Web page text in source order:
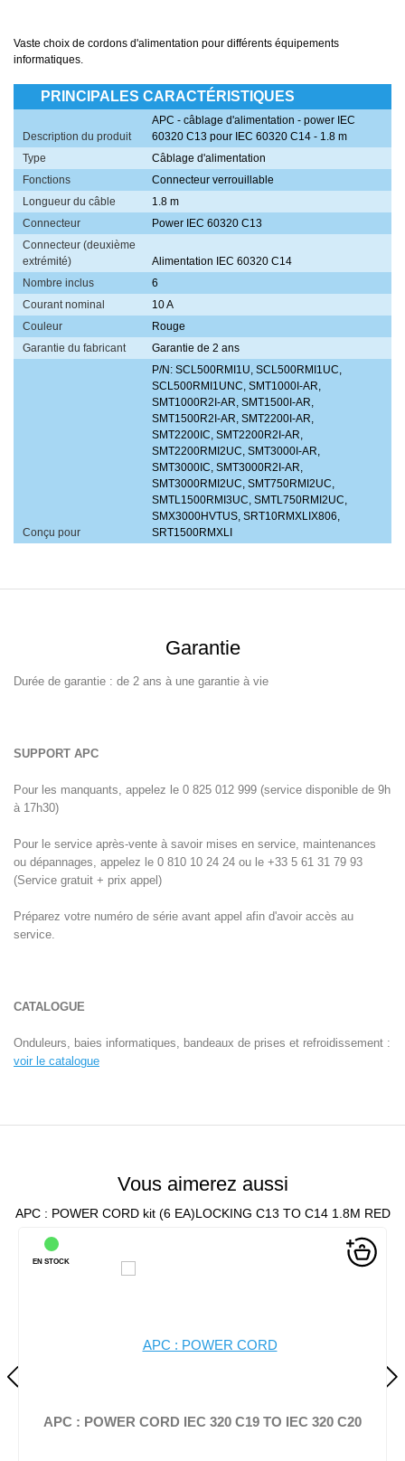
Vaste choix de cordons d'alimentation pour différents équipements
informatiques.
PRINCIPALES CARACTÉRISTIQUES
Description du produit
APC - câblage d'alimentation - power IEC
60320 C13 pour IEC 60320 C14 - 1.8 m
Type
Câblage d'alimentation
Fonctions
Connecteur verrouillable
Longueur du câble
1.8 m
Connecteur
Power IEC 60320 C13
Connecteur (deuxième
extrémité)
Alimentation IEC 60320 C14
Nombre inclus
6
Courant nominal
10 A
Couleur
Rouge
Garantie du fabricant
Garantie de 2 ans
Conçu pour
P/N: SCL500RMI1U, SCL500RMI1UC,
SCL500RMI1UNC, SMT1000I-AR,
SMT1000R2I-AR, SMT1500I-AR,
SMT1500R2I-AR, SMT2200I-AR,
SMT2200IC, SMT2200R2I-AR,
SMT2200RMI2UC, SMT3000I-AR,
SMT3000IC, SMT3000R2I-AR,
SMT3000RMI2UC, SMT750RMI2UC,
SMTL1500RMI3UC, SMTL750RMI2UC,
SMX3000HVTUS, SRT10RMXLIX806,
SRT1500RMXLI
Garantie
Durée de garantie : de 2 ans à une garantie à vie
SUPPORT APC
Pour les manquants, appelez le 0 825 012 999 (service disponible de 9h
à 17h30)
Pour le service après-vente à savoir mises en service, maintenances
ou dépannages, appelez le 0 810 10 24 24 ou le +33 5 61 31 79 93
(Service gratuit + prix appel)
Préparez votre numéro de série avant appel afin d'avoir accès au
service.
CATALOGUE
Onduleurs, baies informatiques, bandeaux de prises et refroidissement :
voir le catalogue
Vous aimerez aussi
APC : POWER CORD kit (6 EA)LOCKING C13 TO C14 1.8M RED
APC : POWER CORD IEC 320 C19 TO IEC 320 C20
EN STOCK